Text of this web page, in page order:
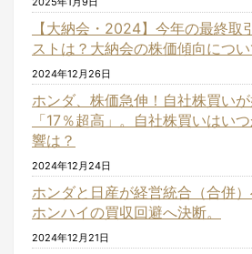
【大納会・2024】今年の最終取
ストは？大納会の株価傾向につい
2024年12月26日
ホンダ、株価急伸！自社株買い
「17％超高」。自社株買いはい
響は？
2024年12月24日
ホンダと日産が経営統合（合併
ホンハイの買収回避へ決断。
2024年12月21日